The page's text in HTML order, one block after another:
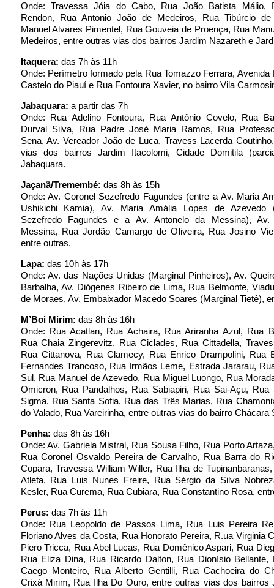
Onde: Travessa Jóia do Cabo, Rua João Batista Málio,
Rendon, Rua Antonio João de Medeiros, Rua Tibúrcio
Manuel Alvares Pimentel, Rua Gouveia de Proença, Rua
Medeiros, entre outras vias dos bairros Jardim Nazareth e
Itaquera: das 7h às 11h
Onde: Perímetro formado pela Rua Tomazzo Ferrara, Avenida
Castelo do Piauí e Rua Fontoura Xavier, no bairro Vila
Jabaquara: a partir das 7h
Onde: Rua Adelino Fontoura, Rua Antônio Covelo, Rua
Durval Silva, Rua Padre José Maria Ramos, Rua
Sena, Av. Vereador João de Luca, Travess Lacerda
vias dos bairros Jardim Itacolomi, Cidade Domitila
Jabaquara.
Jaçanã/Tremembé: das 8h às 15h
Onde: Av. Coronel Sezefredo Fagundes (entre a Av. Maria
Ushikichi Kamia), Av. Maria Amália Lopes de Azevedo
Sezefredo Fagundes e a Av. Antonelo da Messina), Av.
Messina, Rua Jordão Camargo de Oliveira, Rua Josino
entre outras.
Lapa: das 10h às 17h
Onde: Av. das Nações Unidas (Marginal Pinheiros), Av.
Barbalha, Av. Diógenes Ribeiro de Lima, Rua Belmonte,
de Moraes, Av. Embaixador Macedo Soares (Marginal Tietê),
M’Boi Mirim: das 8h às 16h
Onde: Rua Acatlan, Rua Achaira, Rua Ariranha Azul, Rua
Rua Chaia Zingerevitz, Rua Ciclades, Rua Cittadella,
Rua Cittanova, Rua Clamecy, Rua Enrico Drampolini, Rua
Fernandes Trancoso, Rua Irmãos Leme, Estrada Jararau,
Sul, Rua Manuel de Azevedo, Rua Miguel Luongo, Rua
Omicron, Rua Pandalhos, Rua Sabiapiri, Rua Sai-Açu, Rua
Sigma, Rua Santa Sofia, Rua das Três Marias, Rua
do Valado, Rua Vareirinha, entre outras vias do bairro Chácara
Penha: das 8h às 16h
Onde: Av. Gabriela Mistral, Rua Sousa Filho, Rua Porto
Rua Coronel Osvaldo Pereira de Carvalho, Rua Barra do
Copara, Travessa William Willer, Rua Ilha de
Atleta, Rua Luis Nunes Freire, Rua Sérgio da Silva
Kesler, Rua Curema, Rua Cubiara, Rua Constantino Rosa,
Perus: das 7h às 11h
Onde: Rua Leopoldo de Passos Lima, Rua Luis Pereira
Floriano Alves da Costa, Rua Honorato Pereira, R.ua Virginia
Piero Tricca, Rua Abel Lucas, Rua Domênico Aspari, Rua
Rua Eliza Dina, Rua Ricardo Dalton, Rua Dionísio Bellante,
Caego Monteiro, Rua Alberto Gentilli, Rua Cachoeira do
Crixá Mirim, Rua Ilha Do Ouro, entre outras vias dos bairros